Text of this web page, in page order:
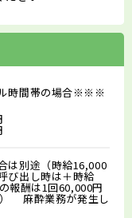
時間帯の場合※※※
は別途（時給16,000
び出し時は＋時給
酬は1回60,000円
） 麻酔業務が発生し